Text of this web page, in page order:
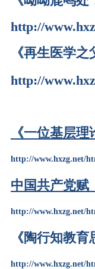
http://
《再生医学之
http://
《一位基层
http://www.hxzg.net/
中国共产党赋
http://www.hxzg.net/
《陶行知教
http://www.hxzg.net/